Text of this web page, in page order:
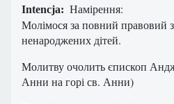
Intencja: Намірення:
Молімося за повний правовий
ненароджених дітей.
Молитву очолить єпископ
Анни на горі св. Анни)